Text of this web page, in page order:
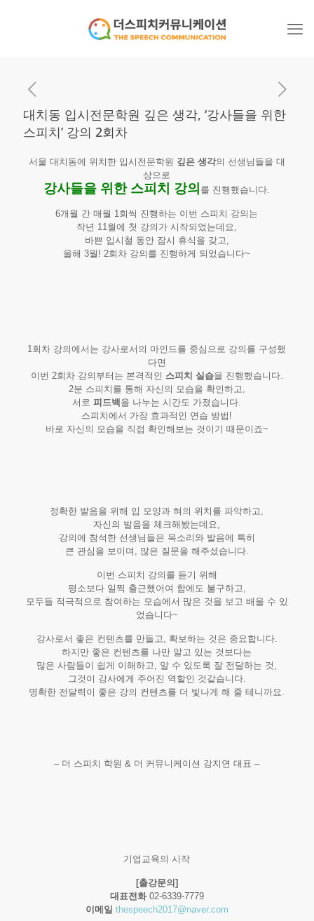
대치동 입시전문학원 깊은 생각, ‘강사들을 위한
스피치’ 강의 2회차
서울 대치동에 위치한 입시전문학원 깊은 생각의 선생님들을 대
상으로
강사들을 위한 스피치 강의 를 진행했습니다.
6개월 간 매월 1회씩 진행하는 이번 스피치 강의는
작년 11월에 첫 강의가 시작되었는데요,
바쁜 입시철 동안 잠시 휴식을 갖고,
올해 3월! 2회차 강의를 진행하게 되었습니다~
1회차 강의에서는 강사로서의 마인드를 중심으로 강의를 구성했
다면
이번 2회차 강의부터는 본격적인 스피치 실습을 진행했습니다.
2분 스피치를 통해 자신의 모습을 확인하고,
서로피드백 을 나누는 시간도 가졌습니다.
스피치에서 가장 효과적인 연습 방법!
바로 자신의 모습을 직접 확인해보는 것이기 때문이죠~
정확한 발음을 위해 입 모양과 혀의 위치를 파악하고,
자신의 발음을 체크해봤는데요,
강의에 참석한 선생님들은 목소리와 발음에 특히
큰 관심을 보이며, 많은 질문을 해주셨습니다.
이번 스피치 강의를 듣기 위해
평소보다 일찍 출근했어여 함에도 불구하고,
모두들 적극적으로 참여하는 모습에서 많은 것을 보고 배울 수 있
었습니다~
강사로서 좋은 컨텐츠를 만들고, 확보하는 것은 중요합니다.
하지만 좋은 컨텐츠를 나만 알고 있는 것보다는
많은 사람들이 쉽게 이해하고, 알 수 있도록 잘 전달하는 것,
그것이 강사에게 주어진 역할인 것같습니다.
명확한 전달력이 좋은 강의 컨텐츠를 더 빛나게 해 줄 테니까요.
– 더 스피치 학원 & 더 커뮤니케이션 강지연 대표 –
기업교육의 시작
[출강문의]
대표전화02-6339-7779
이메일 thespeech2017@naver.com